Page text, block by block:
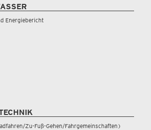
Energiebericht
Zu-Fuß-Gehen/Fahrgemeinschaften)